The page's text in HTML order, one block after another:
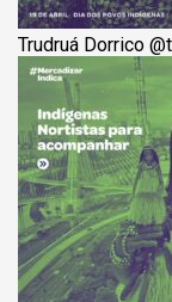
Trudruá Dorrico